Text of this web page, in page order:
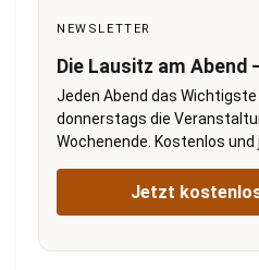
NEWSLETTER
Die Lausitz am Abend
Jeden Abend das Wichtigste
donnerstags die
Wochenende. Kostenlos
Jetzt